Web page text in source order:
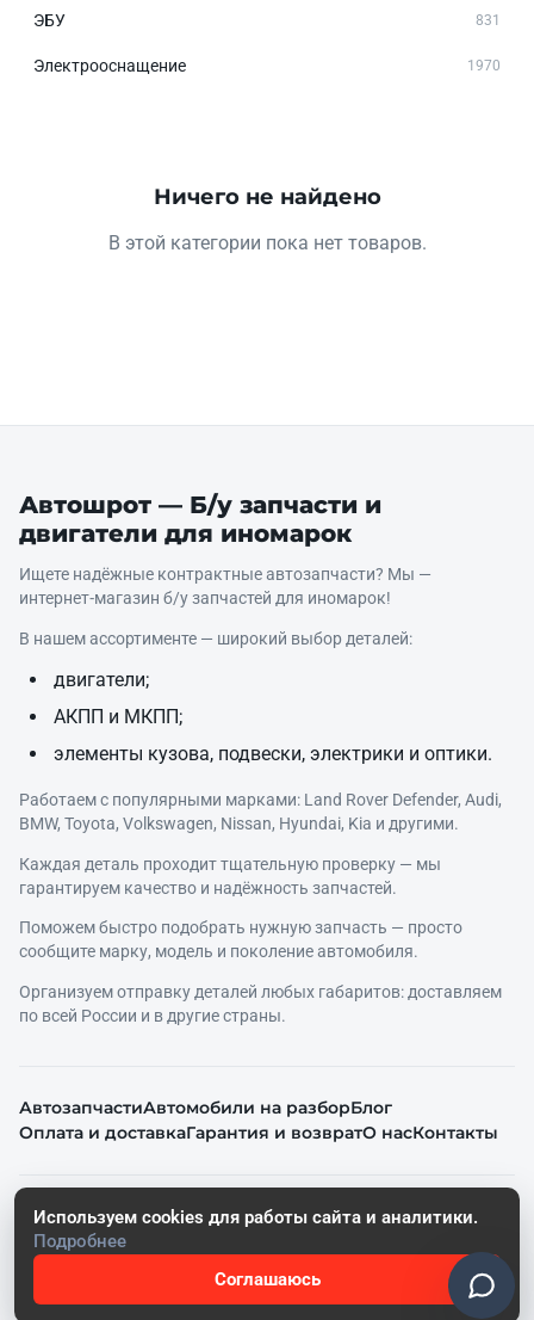
ЭБУ 831
Электрооснащение 1970
Ничего не найдено
В этой категории пока нет товаров.
Автошрот — Б/у запчасти и
двигатели для иномарок
Ищете надёжные контрактные автозапчасти? Мы —
интернет‑магазин б/у запчастей для иномарок!
В нашем ассортименте — широкий выбор деталей:
двигатели;
АКПП и МКПП;
элементы кузова, подвески, электрики и оптики.
Работаем с популярными марками: Land Rover Defender, Audi,
BMW, Toyota, Volkswagen, Nissan, Hyundai, Kia и другими.
Каждая деталь проходит тщательную проверку — мы
гарантируем качество и надёжность запчастей.
Поможем быстро подобрать нужную запчасть — просто
сообщите марку, модель и поколение автомобиля.
Организуем отправку деталей любых габаритов: доставляем
по всей России и в другие страны.
АвтозапчастиАвтомобили на разборБлог
Оплата и доставкаГарантия и возвратО насКонтакты
© 2026. Все права защищены.
Политика конфиденциальности
Согласие на обработку персональных данных
Работает на SoftRazborki Сайты
Используем cookies для работы сайта и аналитики.
Подробнее
Соглашаюсь